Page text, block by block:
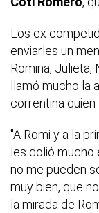
Los ex
enviarles un
Romina, Julieta,
llamó mucho la
correntina
"A Romi y a la
les dolió
no me pueden
muy bien, que
la mirada de